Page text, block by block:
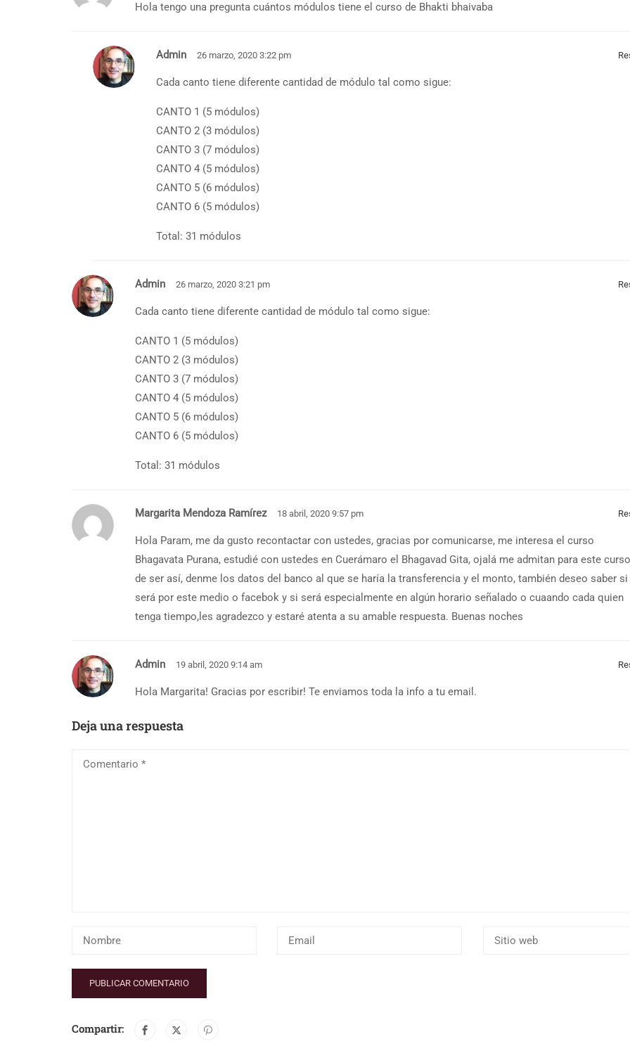
Hola tengo una pregunta cuántos módulos tiene el curso de Bhakti bhaivaba
Admin 26 marzo, 2020 3:22 pm
Cada canto tiene diferente cantidad de módulo tal como sigue:
CANTO 1 (5 módulos)
CANTO 2 (3 módulos)
CANTO 3 (7 módulos)
CANTO 4 (5 módulos)
CANTO 5 (6 módulos)
CANTO 6 (5 módulos)
Total: 31 módulos
Admin 26 marzo, 2020 3:21 pm
Cada canto tiene diferente cantidad de módulo tal como sigue:
CANTO 1 (5 módulos)
CANTO 2 (3 módulos)
CANTO 3 (7 módulos)
CANTO 4 (5 módulos)
CANTO 5 (6 módulos)
CANTO 6 (5 módulos)
Total: 31 módulos
Margarita Mendoza Ramírez 18 abril, 2020 9:57 pm
Hola Param, me da gusto recontactar con ustedes, gracias por comunicarse, me interesa el curso
Bhagavata Purana, estudié con ustedes en Cuerámaro el Bhagavad Gita, ojalá me admitan para este
de ser así, denme los datos del banco al que se haría la transferencia y el monto, también deseo saber si
será por este medio o facebok y si será especialmente en algún horario señalado o cuaando cada quien
tenga tiempo,les agradezco y estaré atenta a su amable respuesta. Buenas noches
Admin 19 abril, 2020 9:14 am
Hola Margarita! Gracias por escribir! Te enviamos toda la info a tu email.
Deja una respuesta
Compartir: